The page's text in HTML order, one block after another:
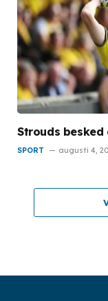
Strouds besked
SPORT augusti 4,